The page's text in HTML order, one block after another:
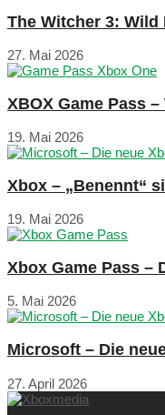
The Witcher 3: Wild
27. Mai 2026
XBOX Game Pass
19. Mai 2026
Xbox – „Benennt“
19. Mai 2026
Xbox Game Pass –
5. Mai 2026
Microsoft – Die
27. April 2026